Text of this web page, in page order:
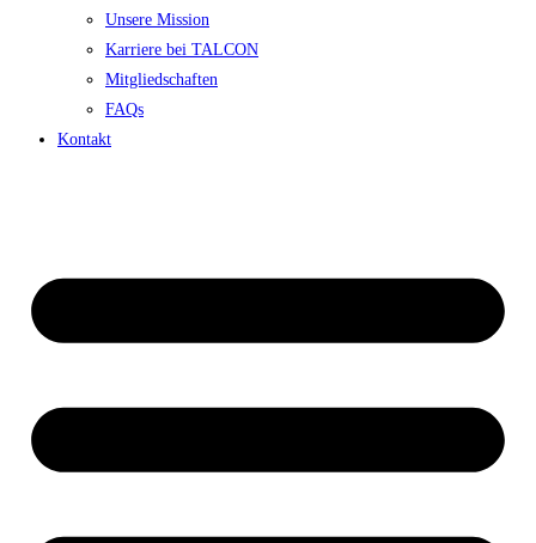
Unsere Mission
Karriere bei TALCON
Mitgliedschaften
FAQs
Kontakt